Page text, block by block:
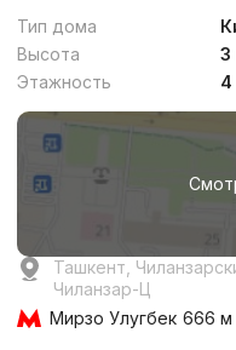
Тип дома
Высота
3
Этажность
4
Ташкент,
Чиланзар-Ц
Мирзо Улугбек 666 м